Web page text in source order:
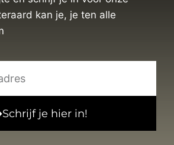
kan je, je ten alle
Schrijf je hier in!